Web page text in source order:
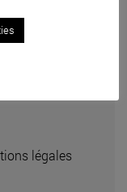
légales